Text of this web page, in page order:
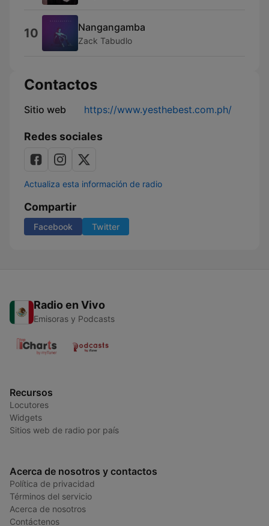
10 Nangangamba
Zack Tabudlo
Contactos
Sitio web https://www.yesthebest.com.ph/
Redes sociales
Actualiza esta información de radio
Compartir
Facebook Twitter
Radio en Vivo
Emisoras y Podcasts
Recursos
Locutores
Widgets
Sitios web de radio por país
Acerca de nosotros y contactos
Política de privacidad
Términos del servicio
Acerca de nosotros
Contáctenos